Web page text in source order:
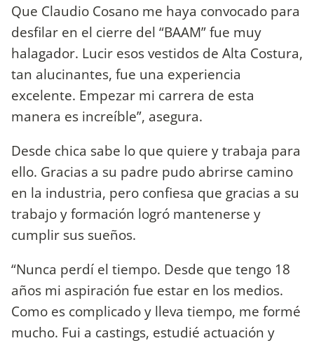
Que Claudio Cosano me haya convocado para
desfilar en el cierre del “BAAM” fue muy
halagador. Lucir esos vestidos de Alta Costura,
tan alucinantes, fue una experiencia
excelente. Empezar mi carrera de esta
manera es increíble”, asegura.
Desde chica sabe lo que quiere y trabaja para
ello. Gracias a su padre pudo abrirse camino
en la industria, pero confiesa que gracias a su
trabajo y formación logró mantenerse y
cumplir sus sueños.
“Nunca perdí el tiempo. Desde que tengo 18
años mi aspiración fue estar en los medios.
Como es complicado y lleva tiempo, me formé
mucho. Fui a castings, estudié actuación y